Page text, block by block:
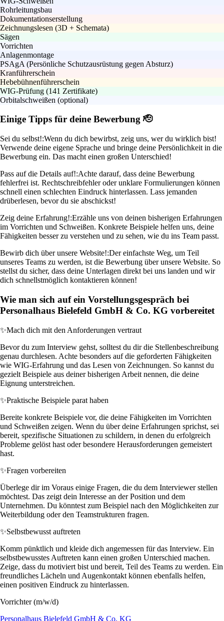
Rohrleitungsbau
Dokumentationserstellung
Zeichnungslesen (3D + Schemata)
Sägen
Vorrichten
Anlagenmontage
PSAgA (Persönliche Schutzausrüstung gegen Absturz)
Kranführerschein
Hebebühnenführerschein
WIG-Prüfung (141 Zertifikate)
Orbitalschweißen (optional)
Einige Tipps für deine Bewerbung 🫡
Sei du selbst!:Wenn du dich bewirbst, zeig uns, wer du wirklich bist!
Verwende deine eigene Sprache und bringe deine Persönlichkeit in die
Bewerbung ein. Das macht einen großen Unterschied!
Pass auf die Details auf!:Achte darauf, dass deine Bewerbung
fehlerfrei ist. Rechtschreibfehler oder unklare Formulierungen können
schnell einen schlechten Eindruck hinterlassen. Lass jemanden
drüberlesen, bevor du sie abschickst!
Zeig deine Erfahrung!:Erzähle uns von deinen bisherigen Erfahrungen
im Vorrichten und Schweißen. Konkrete Beispiele helfen uns, deine
Fähigkeiten besser zu verstehen und zu sehen, wie du ins Team passt.
Bewirb dich über unsere Website!:Der einfachste Weg, um Teil
unseres Teams zu werden, ist die Bewerbung über unsere Website. So
stellst du sicher, dass deine Unterlagen direkt bei uns landen und wir
dich schnellstmöglich kontaktieren können!
Wie man sich auf ein Vorstellungsgespräch bei
Personalhaus Bielefeld GmbH & Co. KG vorbereitet
✨Mach dich mit den Anforderungen vertraut
Bevor du zum Interview gehst, solltest du dir die Stellenbeschreibung
genau durchlesen. Achte besonders auf die geforderten Fähigkeiten
wie WIG-Erfahrung und das Lesen von Zeichnungen. So kannst du
gezielt Beispiele aus deiner bisherigen Arbeit nennen, die deine
Eignung unterstreichen.
✨Praktische Beispiele parat haben
Bereite konkrete Beispiele vor, die deine Fähigkeiten im Vorrichten
und Schweißen zeigen. Wenn du über deine Erfahrungen sprichst, sei
bereit, spezifische Situationen zu schildern, in denen du erfolgreich
Probleme gelöst hast oder besondere Herausforderungen gemeistert
hast.
✨Fragen vorbereiten
Überlege dir im Voraus einige Fragen, die du dem Interviewer stellen
möchtest. Das zeigt dein Interesse an der Position und dem
Unternehmen. Du könntest zum Beispiel nach den Möglichkeiten zur
Weiterbildung oder den Teamstrukturen fragen.
✨Selbstbewusst auftreten
Komm pünktlich und kleide dich angemessen für das Interview. Ein
selbstbewusstes Auftreten kann einen großen Unterschied machen.
Zeige, dass du motiviert bist und bereit, Teil des Teams zu werden. Ein
freundliches Lächeln und Augenkontakt können ebenfalls helfen,
einen positiven Eindruck zu hinterlassen.
Vorrichter (m/w/d)
Personalhaus Bielefeld GmbH & Co. KG